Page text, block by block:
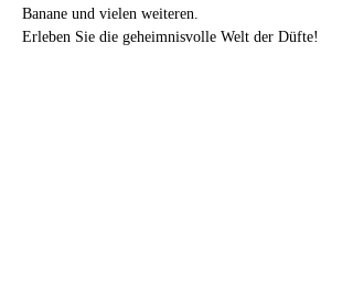
Banane und vielen weiteren.
Erleben Sie die geheimnisvolle Welt der Düfte!